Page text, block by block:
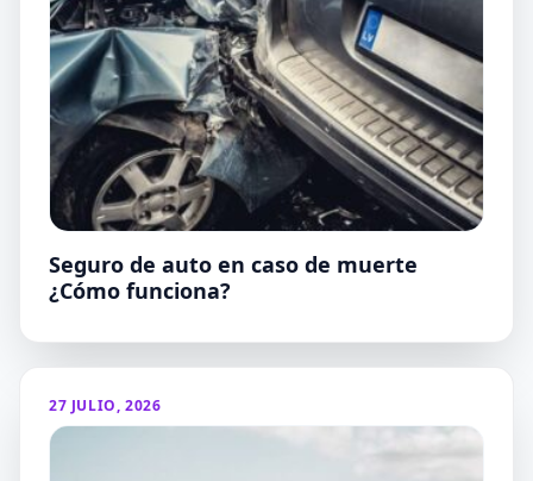
Seguro de auto en caso de muerte
¿Cómo funciona?
27 JULIO, 2026